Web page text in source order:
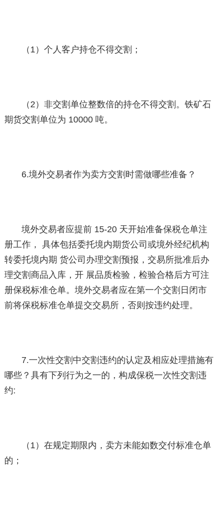
（1）个人客户持仓不得交割；
（2）非交割单位整数倍的持仓不得交割。铁矿石
期货交割单位为 10000 吨。
6.境外交易者作为卖方交割时需做哪些准备？
境外交易者应提前 15-20 天开始准备保税仓单注
册工作， 具体包括委托境内期货公司或境外经纪机构
转委托境内期 货公司办理交割预报，交易所批准后办
理交割商品入库，开 展品质检验，检验合格后方可注
册保税标准仓单。境外交易者应在第一个交割日闭市
前将保税标准仓单提交交易所，否则按违约处理。
7.一次性交割中交割违约的认定及相应处理措施有
哪些？具有下列行为之一的，构成保税一次性交割违
约:
（1）在规定期限内，卖方未能如数交付标准仓单
的；